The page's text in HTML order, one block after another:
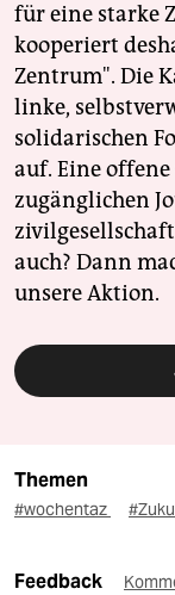
für eine starke
kooperiert
Zentrum". Die
linke,
solidarischen
auf. Eine
zugänglichen
auch? Dann
unsere Aktion.
Themen
#wochentaz
Feedback